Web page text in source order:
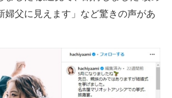
婦父に見えます」など驚きの声があ